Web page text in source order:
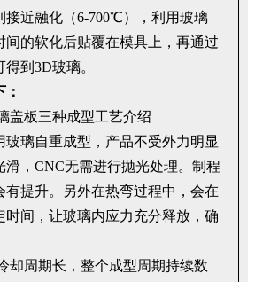
接近融化（6-700℃），利用玻璃
间的软化后贴覆在模具上，再通过
到3D玻璃。
玻璃自重成型，产品不受外力明显
滑，CNC无需进行抛光处理。制程
有提升。另外在热弯过程中，会在
时间，让玻璃内应力充分释放，确
却周期长，整个成型周期持续数